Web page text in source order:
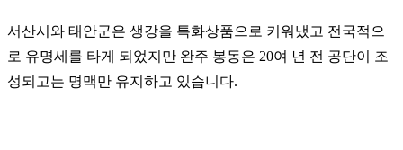
서산시와 태안군은 생강을 특화상품으로 키워냈고 전국적으
로 유명세를 타게 되었지만 완주 봉동은 20여 년 전 공단이 조
성되고는 명맥만 유지하고 있습니다.